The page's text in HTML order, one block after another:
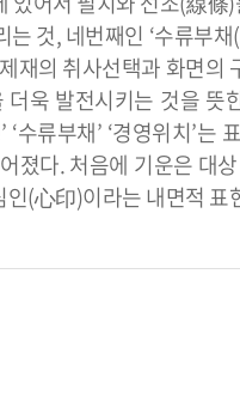
것, 네번째인 ‘수류부
재의 취사선택과 화면
욱 발전시키는 것을 뜻
‘수류부채’ ‘경영위치’
졌다. 처음에 기운은 대
(心印)이라는 내면적